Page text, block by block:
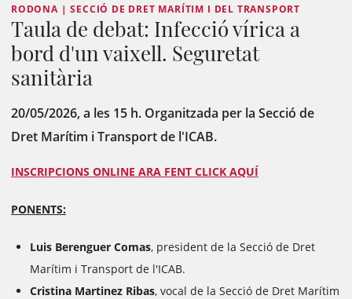
RODONA | SECCIÓ DE DRET MARÍTIM I DEL TRANSPORT
Taula de debat: Infecció vírica a
bord d'un vaixell. Seguretat
sanitària
20/05/2026, a les 15 h. Organitzada per la Secció de
Dret Marítim i Transport de l'ICAB.
INSCRIPCIONS ONLINE ARA FENT CLICK AQUÍ
PONENTS:
Luis Berenguer Comas, president de la Secció de Dret
Marítim i Transport de l'ICAB.
Cristina Martinez Ribas, vocal de la Secció de Dret Marítim